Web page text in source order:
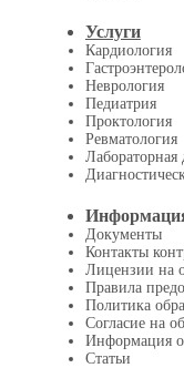
Услуги
Кардиология
Неврология
Педиатрия
Проктология
Ревматология
Лабораторная
Документы
Контакты
Лицензии на
Правила
Политика
Согласие на
Информация о
Статьи